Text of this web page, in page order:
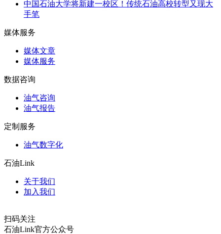
中国石油大学将新建一校区！传统石油高校转型又现大
手笔
媒体服务
媒体文章
媒体服务
数据咨询
油气咨询
油气报告
定制服务
油气数字化
石油Link
关于我们
加入我们
扫码关注
石油Link官方公众号